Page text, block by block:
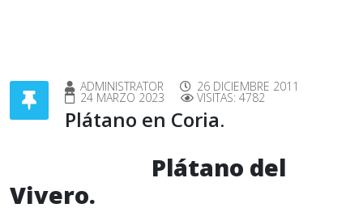
ADMINISTRATOR 26 DICIEMBRE 2011
24 MARZO 2023 VISITAS: 4782
Plátano en Coria.
Plátano del
Vivero.